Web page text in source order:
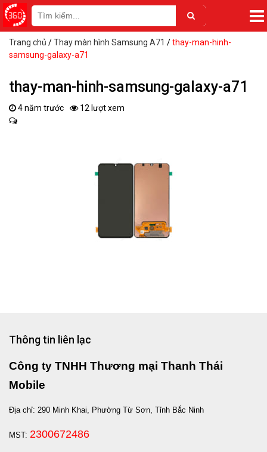
Trang chủ /Thay màn hình Samsung A71 /thay-man-hinh-
samsung-galaxy-a71
thay-man-hinh-samsung-galaxy-a71
4 năm trước 12 lượt xem
Thông tin liên lạc
Công ty TNHH Thương mại Thanh Thái
Mobile
Địa chỉ: 290 Minh Khai, Phường Từ Sơn, Tỉnh Bắc Ninh
MST: 2300672486